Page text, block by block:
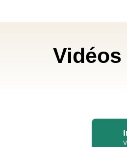
Vidéos